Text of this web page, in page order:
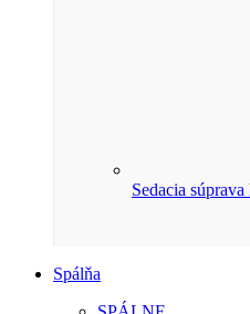
Sedacia
Spálňa